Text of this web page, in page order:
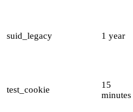
suid_legacy 1 year
test_cookie
15
minutes